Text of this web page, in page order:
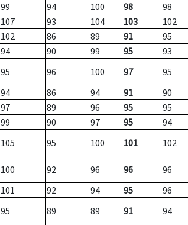
99 94 100 98
98
107 93 104 103
102
102 86 89 91
95
94 90 99 95
93
95 96 100 97
95
94 86 94 91
90
97 89 96 95
95
99 90 97 95
94
105 95 100 101 102
100 92 96 96
96
101 92 94 95
96
95 89 89 91
94